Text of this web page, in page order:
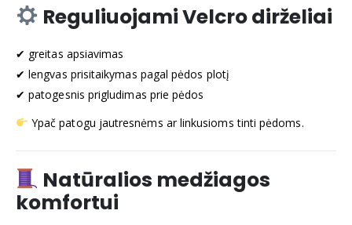
Reguliuojami Velcro dirželiai
✔ greitas apsiavimas
✔ lengvas prisitaikymas pagal pėdos plotį
✔ patogesnis prigludimas prie pėdos
Ypač patogu jautresnėms ar linkusioms tinti pėdoms.
Natūralios medžiagos
komfortui